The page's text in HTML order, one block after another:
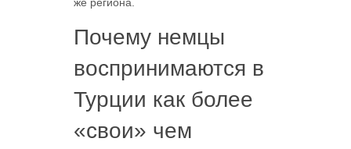
Почему немцы
воспринимаются в
Турции как более
«свои» чем